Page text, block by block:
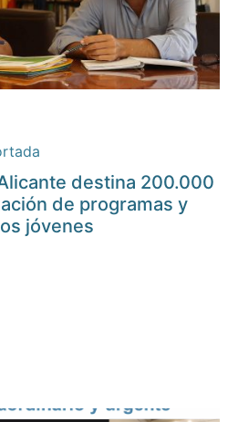
destina 200.000
de programas y
jóvenes